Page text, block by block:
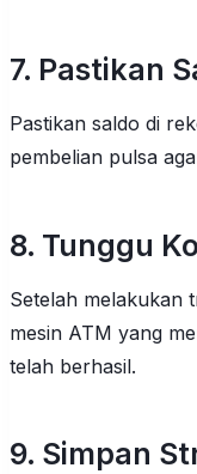
7. Pastikan
Pastikan saldo di
pembelian pulsa
8. Tunggu
Setelah melakukan
mesin ATM yang
telah berhasil.
9. Simpan